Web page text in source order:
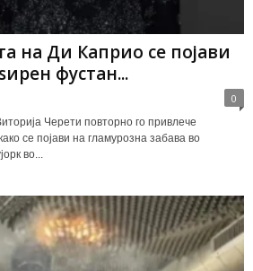
на Ди Каприо се појави
фустан...
0
Черети повторно го привлече
се појави на гламурозна забава во
во...